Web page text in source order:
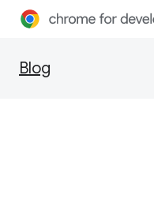
Blog